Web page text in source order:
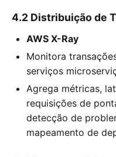
4.2 Distribuição de
AWS X-Ray
Monitora
serviços
Agrega métricas,
requisições de
detecção de
mapeamento de